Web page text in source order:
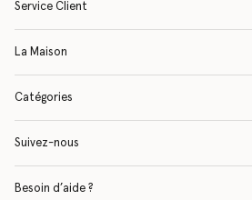
Service Client
La Maison
Catégories
Suivez-nous
Besoin d’aide ?